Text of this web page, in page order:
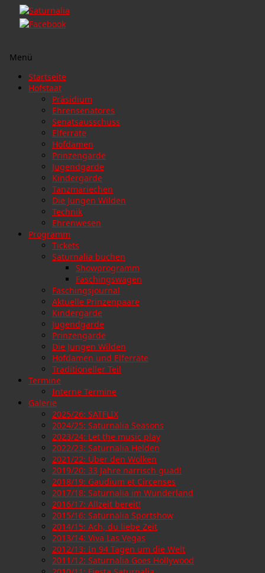
Menü
Zum
Inhalt
Startseite
Hofstaat
Präsidium
Ehrensenatores
Senatsausschuss
Elferräte
Hofdamen
Prinzengarde
Jugendgarde
Kindergarde
Tanzmariechen
Die Jungen Wilden
Technik
Ehrenwesen
Programm
Tickets
Saturnalia buchen
Showprogramm
Faschingswagen
Faschingsjournal
Aktuelle Prinzenpaare
Kindergarde
Jugendgarde
Prinzengarde
Die Jungen Wilden
Hofdamen und Elferräte
Traditioneller Teil
Termine
Interne Termine
Galerie
2025/26: SATFLIX
2024/25: Saturnalia Seasons
2023/24: Let the music play
2022/23: Saturnalia Helden
2021/22: Über den Wolken
2019/20: 33 Jahre narrisch guad!
2018/19: Gaudium et Circenses
2017/18: Saturnalia im Wunderland
2016/17: Allzeit bereit!
2015/16: Saturnalia Sportshow
2014/15: Ach, du liebe Zeit
2013/14: Viva Las Vegas
2012/13: In 94 Tagen um die Welt
2011/12: Saturnalia Goes Hollywood